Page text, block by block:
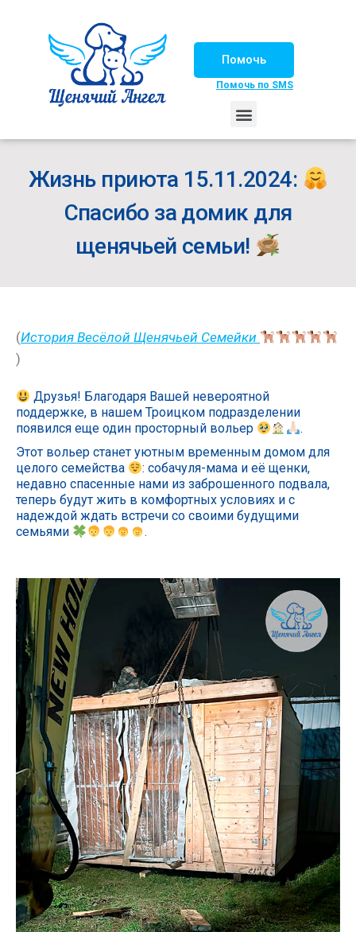
Помочь
Помочь по SMS
Жизнь приюта 15.11.2024:
Спасибо за домик для
щенячьей семьи!
(История Весёлой Щенячьей Семейки‍
)
Друзья! Благодаря Вашей невероятной
поддержке, в нашем Троицком подразделении
появился еще один просторный вольер
.
Этот вольер станет уютным временным домом для
целого семейства
: собачуля-мама и её щенки,
недавно спасенные нами из заброшенного подвала,
теперь будут жить в комфортных условиях и с
надеждой ждать встречи со своими будущими
семьями
.